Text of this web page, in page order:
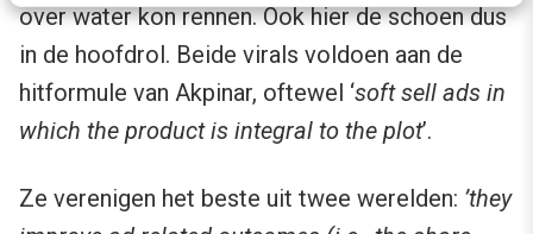
over water kon rennen. Ook hier de schoen dus
in de hoofdrol. Beide virals voldoen aan de
hitformule van Akpinar, oftewel ‘soft sell ads in
which the product is integral to the plot’.
Ze verenigen het beste uit twee werelden: ’they